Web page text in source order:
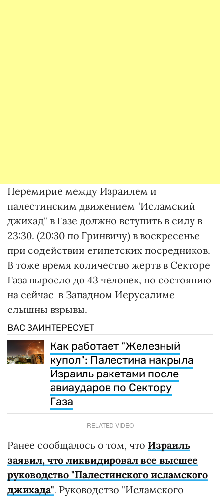
Перемирие между Израилем и
палестинским движением "Исламский
джихад" в Газе должно вступить в силу в
23:30. (20:30 по Гринвичу) в воскресенье
при содействии египетских посредников.
В тоже время количество жертв в Секторе
Газа выросло до 43 человек, по состоянию
на сейчас в Западном Иерусалиме
слышны взрывы.
ВАС ЗАИНТЕРЕСУЕТ
Как работает "Железный
купол": Палестина накрыла
Израиль ракетами после
авиаударов по Сектору
Газа
RELATED VIDEO
Ранее сообщалось о том, что Израиль
заявил, что ликвидировал все высшее
руководство "Палестинского исламского
джихада". Руководство "Исламского